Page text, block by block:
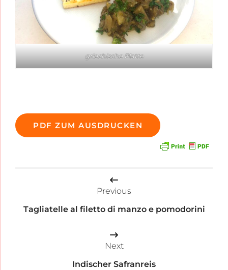
griechische Platte
PDF ZUM AUSDRUCKEN
Beitragsnavigation
Previous
Tagliatelle al filetto di manzo e pomodorini
Next
Indischer Safranreis